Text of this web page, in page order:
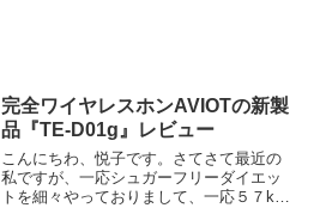
完全ワイヤレスホンAVIOTの新製
品『TE-D01g』レビュー
こんにちわ、悦子です。さてさて最近の
私ですが、一応シュガーフリーダイエッ
トを細々やっておりまして、一応５７kg